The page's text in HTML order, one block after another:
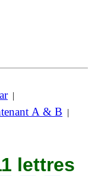
|
A & B |
lettres